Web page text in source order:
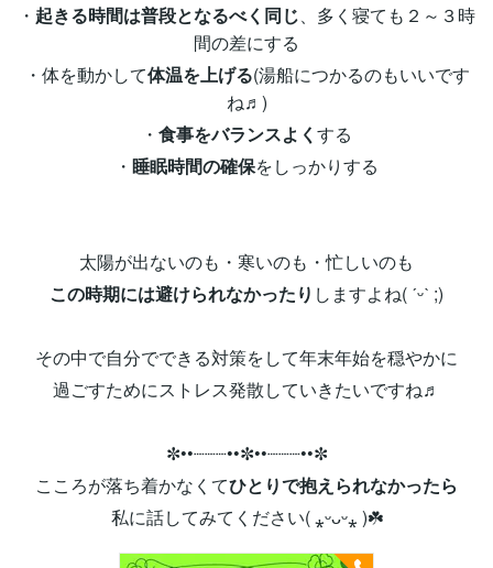
・ 起きる時間は普段となるべく同じ、多く寝ても２～３時
間の差にする
・体を動かして体温を上げる(湯船につかるのもいいです
ね♬)
・ 食事をバランスよく する
・ 睡眠時間の確保をしっかりする
太陽が出ないのも・寒いのも・忙しいのも
この時期には避けられなかったり しますよね( ˊᵕˋ ;)
その中で自分でできる対策をして年末年始を穏やかに
過ごすためにストレス発散していきたいですね♬
✼••┈┈┈••✼••┈┈┈••✼
こころが落ち着かなくてひとりで抱えられなかったら
私に話してみてください( ⁎ᵕᴗᵕ⁎ )☘️